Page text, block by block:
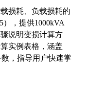
损耗、负载损耗的
），提供1000kVA
说明变损计算方
实例表格，涵盖
数，指导用户快速掌